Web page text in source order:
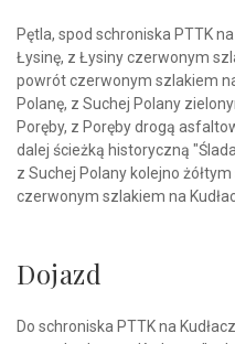
Pętla, spod schroniska PTTK
Łysinę, z Łysiny czerwonym
powrót czerwonym szlakiem
Polanę, z Suchej Polany
Poręby, z Poręby drogą
dalej ścieżką historyczną
z Suchej Polany kolejno
czerwonym szlakiem na
Dojazd
Do schroniska PTTK na